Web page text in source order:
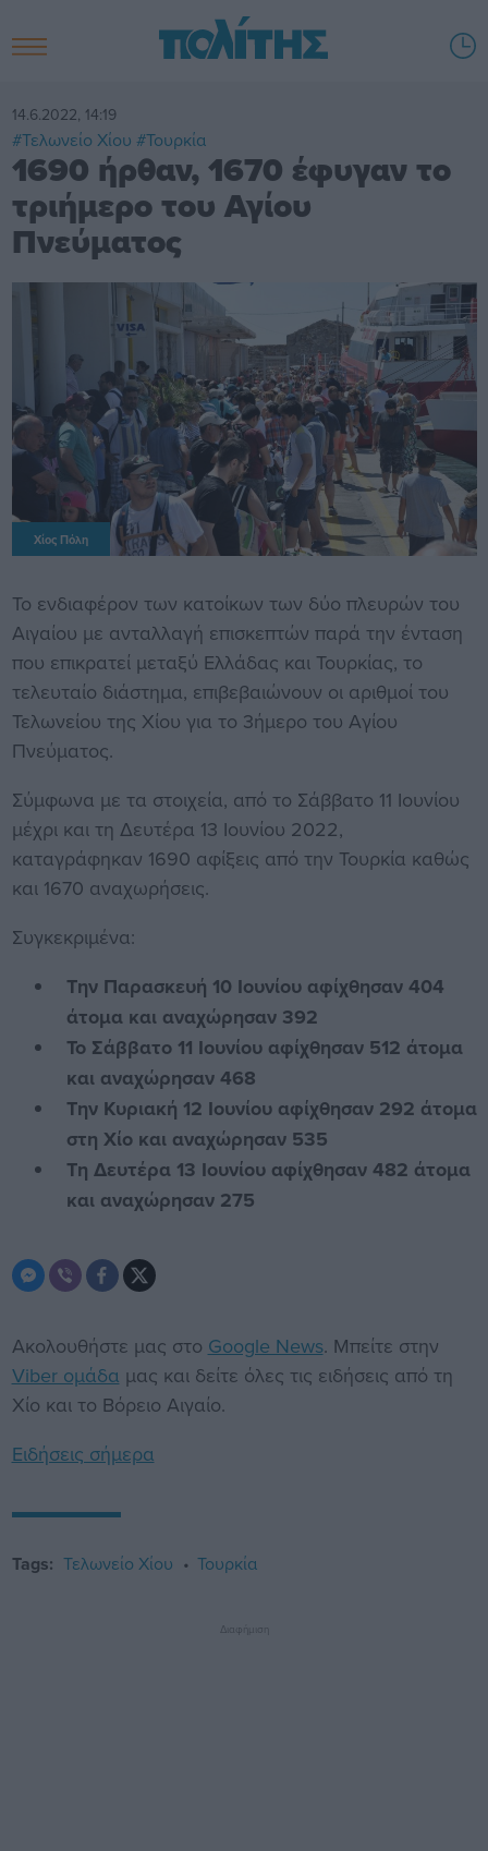
14.6.2022, 14:19
#Τελωνείο Χίου #Τουρκία
1690 ήρθαν, 1670 έφυγαν το
τριήμερο του Αγίου
Πνεύματος
Χίος Πόλη
Το ενδιαφέρον των κατοίκων των δύο πλευρών του
Αιγαίου με ανταλλαγή επισκεπτών παρά την ένταση
που επικρατεί μεταξύ Ελλάδας και Τουρκίας, το
τελευταίο διάστημα, επιβεβαιώνουν οι αριθμοί του
Τελωνείου της Χίου για το 3ήμερο του Αγίου
Πνεύματος.
Σύμφωνα με τα στοιχεία, από το Σάββατο 11 Ιουνίου
μέχρι και τη Δευτέρα 13 Ιουνίου 2022,
καταγράφηκαν 1690 αφίξεις από την Τουρκία καθώς
και 1670 αναχωρήσεις.
Συγκεκριμένα:
Την Παρασκευή 10 Ιουνίου αφίχθησαν 404
άτομα και αναχώρησαν 392
Το Σάββατο 11 Ιουνίου αφίχθησαν 512 άτομα
και αναχώρησαν 468
Την Κυριακή 12 Ιουνίου αφίχθησαν 292 άτομα
στη Χίο και αναχώρησαν 535
Τη Δευτέρα 13 Ιουνίου αφίχθησαν 482 άτομα
και αναχώρησαν 275
Ακολουθήστε μας στο Google News. Μπείτε στην
Viber ομάδα μας και δείτε όλες τις ειδήσεις από τη
Χίο και το Βόρειο Αιγαίο.
Ειδήσεις σήμερα
Tags: Τελωνείο Χίου Τουρκία
Διαφήμιση